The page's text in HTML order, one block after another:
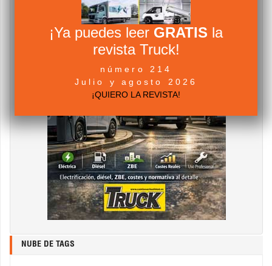
NUBE DE TAGS
¡Ya puedes leer GRATIS la
revista Truck!
número 214
Julio y agosto 2026
¡QUIERO LA REVISTA!